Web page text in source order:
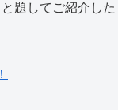
と題してご紹介した